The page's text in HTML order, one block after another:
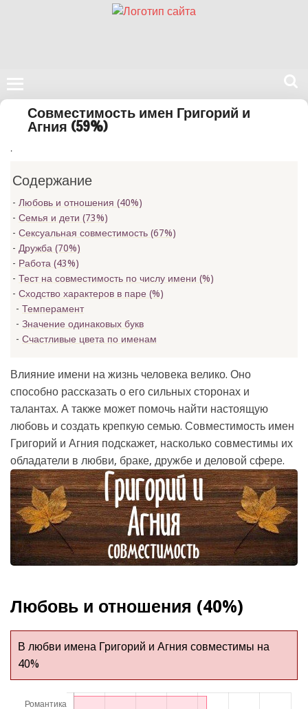
Поиск
сайте
Совместимость имен Григорий и
Агния (59%)
.
Содержание
Любовь и отношения (40%)
Семья и дети (73%)
Сексуальная совместимость (67%)
Дружба (70%)
Работа (43%)
Тест на совместимость по числу имени (%)
Сходство характеров в паре (%)
Темперамент
Значение одинаковых букв
Счастливые цвета по именам
Влияние имени на жизнь человека велико. Оно
способно рассказать о его сильных сторонах и
талантах. А также может помочь найти настоящую
любовь и создать крепкую семью. Совместимость имен
Григорий и Агния подскажет, насколько совместимы их
обладатели в любви, браке, дружбе и деловой сфере.
Любовь и отношения (40%)
В любви имена Григорий и Агния совместимы на
40%